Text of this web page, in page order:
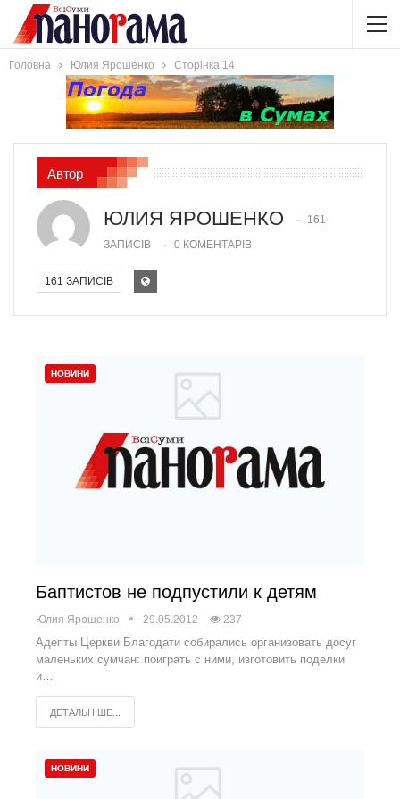
Головна Юлия Ярошенко Сторінка 14
Автор
ЮЛИЯ ЯРОШЕНКО
161
ЗАПИСІВ
0 КОМЕНТАРІВ
161 ЗАПИСІВ
НОВИНИ
Баптистов не подпустили к детям
Юлия Ярошенко 29.05.2012 237
Адепты Церкви Благодати собирались организовать досуг
маленьких сумчан: поиграть с ними, изготовить поделки
и…
ДЕТАЛЬНІШЕ...
НОВИНИ